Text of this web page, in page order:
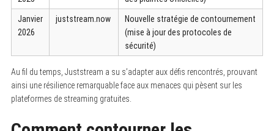
Janvier
2026
juststream.now
Nouvelle stratégie de contournement
(mise à jour des protocoles de
sécurité)
Au fil du temps, Juststream a su s’adapter aux défis rencontrés, prouvant
ainsi une résilience remarquable face aux menaces qui pèsent sur les
plateformes de streaming gratuites.